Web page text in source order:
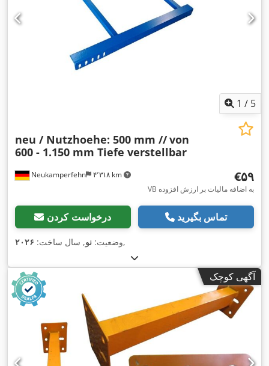
1 / 5
Neukamperfehn ۴٬۳۱۸ km
neu / Nutzhoehe: 500 mm //von
600 - 1.150 mm Tiefe verstellbar
‎€۵۹
VB به اضافه مالیات بر ارزش افزوده
درخواست کردن تماس بگیرید
وضعیت: نو, سال ساخت: ۲۰۲۶ ,
آگهی کوچک